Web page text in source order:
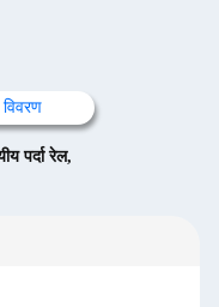
विवरण
पर्दा रेल,